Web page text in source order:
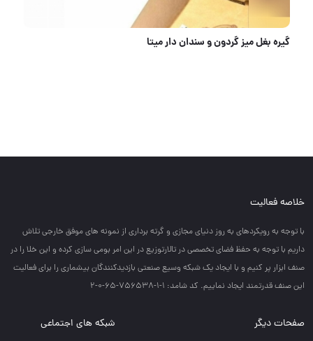
گیره بغل میز گردون و سندان دار میتا
خلاصه فعالیت
با توجه به رويكردهاي به روز دنياي مجازي و گرته برداري از نمونه هاي موفق خارجي تلاش
داريم با توجه به حفظ فضاي تخصصي در تالارتوزيع در اين امر بومي سازي كرده و اين خلا را در
صنف ابزار پر كنيم و با ايجاد يك شبكه وسيع صنعتي بازديدكنندگان بيشماري را براي فعاليت
اين صنف قدرتمند ايجاد نماييم. کد شامد: 1-1-756538-65-0-2
صفحات دیگر
شبکه های اجتماعی